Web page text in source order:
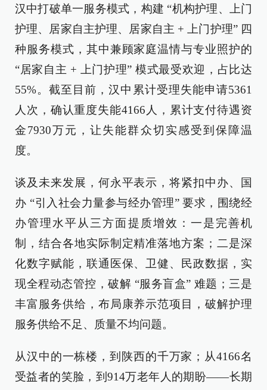
汉中打破单一服务模式，构建 “机构护理、上门
护理、居家自主护理、居家自主 + 上门护理” 四
种服务模式，其中兼顾家庭温情与专业照护的
“居家自主 + 上门护理” 模式最受欢迎，占比达
55%。截至目前，汉中累计受理失能申请5361
人次，确认重度失能4166人，累计支付待遇资
金7930万元，让失能群众切实感受到保障温
度。
谈及未来发展，何永平表示，将紧扣中办、国
办 “引入社会力量参与经办管理” 要求，围绕经
办管理水平从三方面提质增效：一是完善机
制，结合各地实际制定精准落地方案；二是深
化数字赋能，联通医保、卫健、民政数据，实
现全程动态管控，破解 “服务盲盒” 难题；三是
丰富服务供给，布局康养示范项目，破解护理
服务供给不足、质量不均问题。
从汉中的一栋楼，到陕西的千万家；从4166名
受益者的笑脸，到914万老年人的期盼——长期